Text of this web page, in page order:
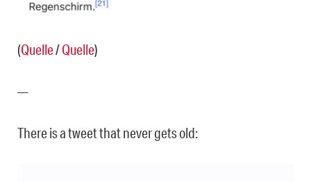
(Quelle/Quelle)
—
There is a tweet that never gets old: